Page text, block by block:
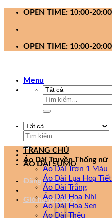
OPEN TIME: 10:00-20:00
OPEN TIME: 10:00-20:00
Menu
Tìm
Tìm
ÁO DÀI SUMO
Đăng nhập
Giỏ hàng /0₫ 0
TRANG CHỦ
Áo Dài Truyền Thống nữ
Áo Dài Trơn 1 Màu
Áo Dài Lụa Hoạ Tiết
Áo Dài Trắng
Áo Dài Hoa Nhí
Áo Dài Hoa Sen
Áo Dài Thêu